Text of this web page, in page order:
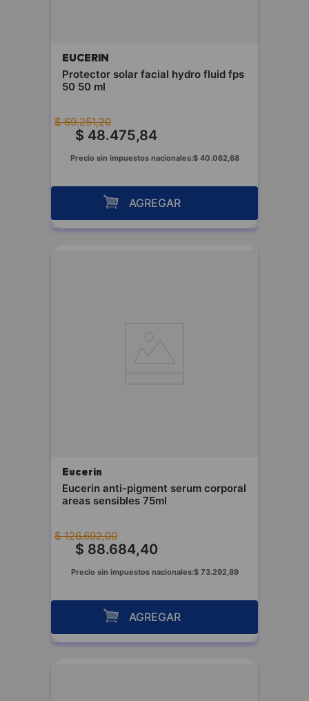
EUCERIN
Protector solar facial hydro fluid fps
50 50 ml
$ 69.251,20
$ 48.475,84
Precio sin impuestos nacionales:$ 40.062,68
AGREGAR
Eucerin
Eucerin anti-pigment serum corporal
areas sensibles 75ml
$ 126.692,00
$ 88.684,40
Precio sin impuestos nacionales:$ 73.292,89
AGREGAR